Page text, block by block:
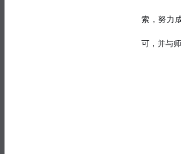
索，努力
可，并与